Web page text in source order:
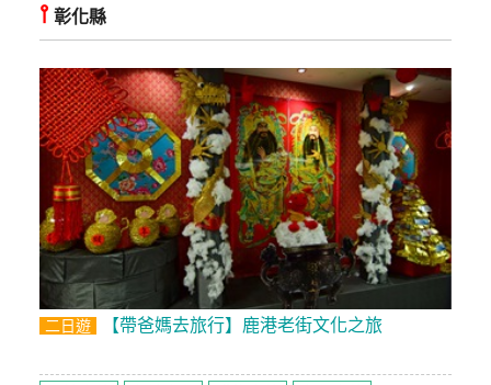
絡
單
Line
線
服
利
詢
⫯ 彰化縣
二日遊 【帶爸媽去旅行】鹿港老街文化之旅